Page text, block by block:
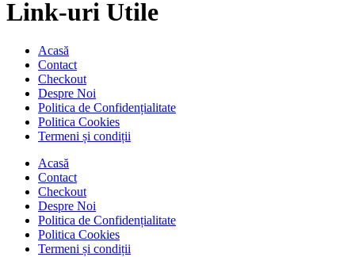
Link-uri Utile
Acasă
Contact
Checkout
Despre Noi
Politica de Confidențialitate
Politica Cookies
Termeni și condiții
Acasă
Contact
Checkout
Despre Noi
Politica de Confidențialitate
Politica Cookies
Termeni și condiții